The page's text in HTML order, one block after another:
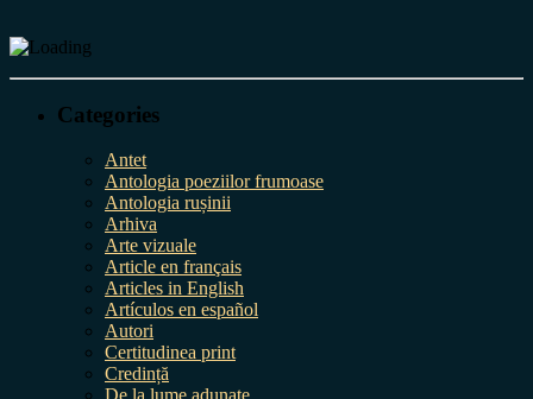
Categories
Antet
Antologia poeziilor frumoase
Antologia rușinii
Arhiva
Arte vizuale
Article en français
Articles in English
Artículos en español
Autori
Certitudinea print
Credință